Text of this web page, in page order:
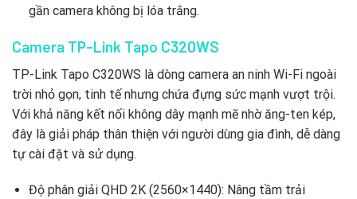
gần camera không bị lóa trắng.
Camera TP-Link Tapo C320WS
TP-Link Tapo C320WS là dòng camera an ninh Wi-Fi ngoài
trời nhỏ gọn, tinh tế nhưng chứa đựng sức mạnh vượt trội.
Với khả năng kết nối không dây mạnh mẽ nhờ ăng-ten kép,
đây là giải pháp thân thiện với người dùng gia đình, dễ dàng
tự cài đặt và sử dụng.
Độ phân giải QHD 2K (2560×1440): Nâng tầm trải